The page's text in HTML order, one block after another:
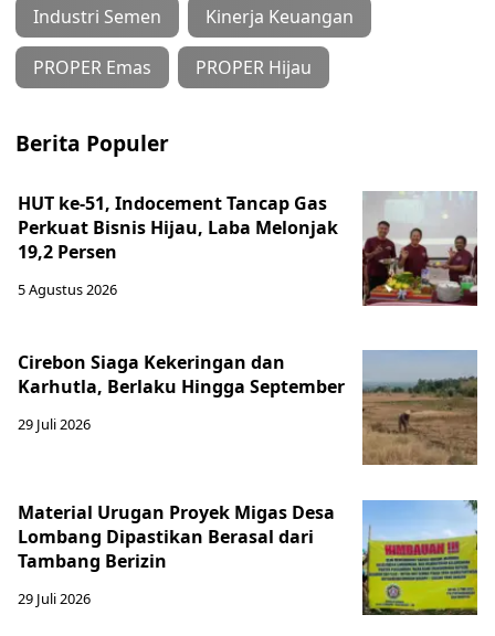
Industri Semen Kinerja Keuangan
PROPER Emas PROPER Hijau
Berita Populer
HUT ke-51, Indocement Tancap Gas
Perkuat Bisnis Hijau, Laba Melonjak
19,2 Persen
5 Agustus 2026
Cirebon Siaga Kekeringan dan
Karhutla, Berlaku Hingga September
29 Juli 2026
Material Urugan Proyek Migas Desa
Lombang Dipastikan Berasal dari
Tambang Berizin
29 Juli 2026